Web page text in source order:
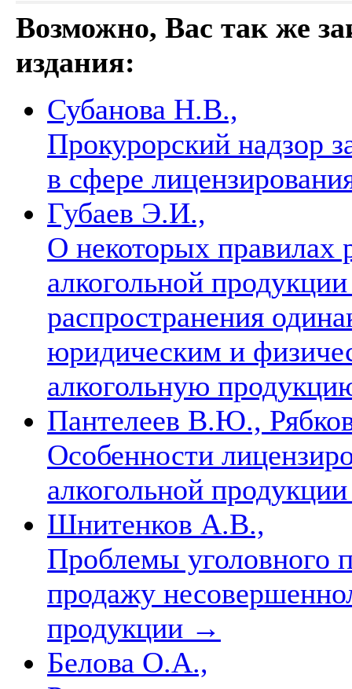
Возможно, Вас так же
издания:
Субанова Н.В.,
Прокурорский надзор
в сфере
Губаев Э.И.,
О некоторых правилах
алкогольной
распространения
юридическим и
алкогольную
Пантелеев В.Ю.,
Особенности
алкогольной
Шнитенков А.В.,
Проблемы уголовного
продажу
продукции →
Белова О.А.,